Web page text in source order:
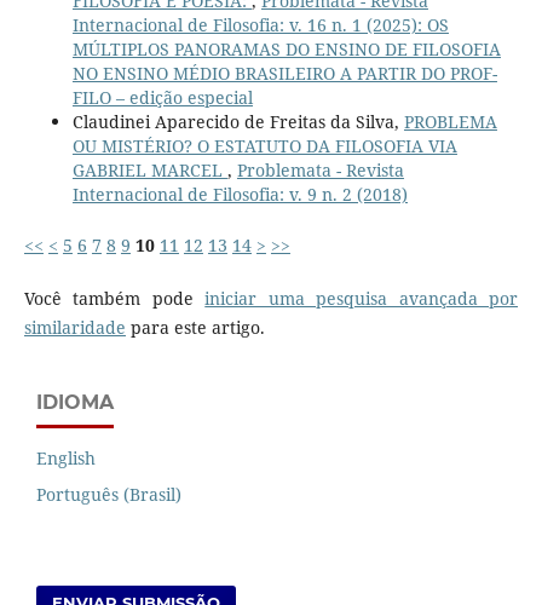
Internacional de Filosofia: v. 16 n. 1 (2025): OS
MÚLTIPLOS PANORAMAS DO ENSINO DE FILOSOFIA
NO ENSINO MÉDIO BRASILEIRO A PARTIR DO PROF-
FILO – edição especial
Claudinei Aparecido de Freitas da Silva, PROBLEMA
OU MISTÉRIO? O ESTATUTO DA FILOSOFIA VIA
GABRIEL MARCEL , Problemata - Revista
Internacional de Filosofia: v. 9 n. 2 (2018)
<< < 5 6 7 8 9 10 11 12 13 14 > >>
Você também podeiniciar uma pesquisa avançada por
similaridade para este artigo.
IDIOMA
English
Português (Brasil)